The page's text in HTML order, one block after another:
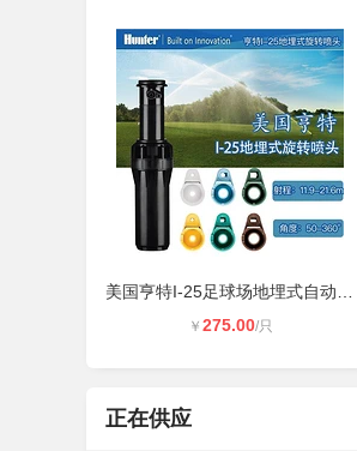
￥ 275.00/只
正在供应